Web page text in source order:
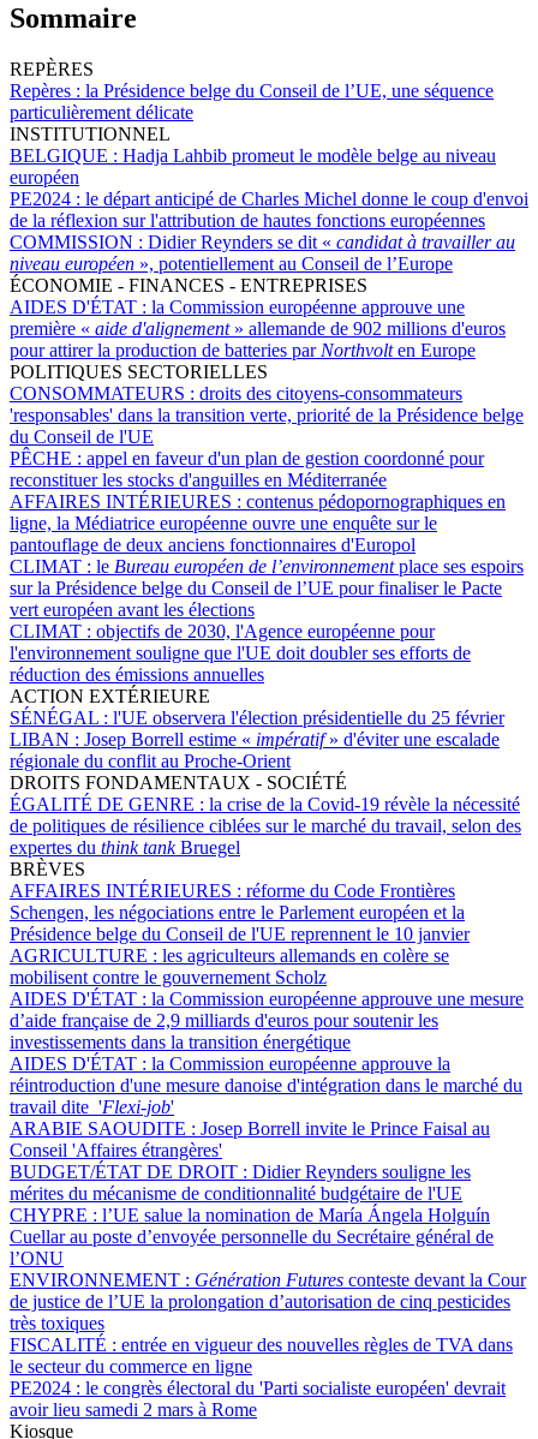
Sommaire
REPÈRES
Repères : la Présidence belge du Conseil de l’UE, une séquence
particulièrement délicate
INSTITUTIONNEL
BELGIQUE : Hadja Lahbib promeut le modèle belge au niveau
européen
PE2024 : le départ anticipé de Charles Michel donne le coup d'envoi
de la réflexion sur l'attribution de hautes fonctions européennes
COMMISSION : Didier Reynders se dit « candidat à travailler au
niveau européen », potentiellement au Conseil de l’Europe
ÉCONOMIE - FINANCES - ENTREPRISES
AIDES D'ÉTAT : la Commission européenne approuve une
première « aide d'alignement » allemande de 902 millions d'euros
pour attirer la production de batteries par Northvolten Europe
POLITIQUES SECTORIELLES
CONSOMMATEURS : droits des citoyens-consommateurs
'responsables' dans la transition verte, priorité de la Présidence belge
du Conseil de l'UE
PÊCHE : appel en faveur d'un plan de gestion coordonné pour
reconstituer les stocks d'anguilles en Méditerranée
AFFAIRES INTÉRIEURES : contenus pédopornographiques en
ligne, la Médiatrice européenne ouvre une enquête sur le
pantouflage de deux anciens fonctionnaires d'Europol
CLIMAT : le Bureau européen de l’environnementplace ses espoirs
sur la Présidence belge du Conseil de l’UE pour finaliser le Pacte
vert européen avant les élections
CLIMAT : objectifs de 2030, l'Agence européenne pour
l'environnement souligne que l'UE doit doubler ses efforts de
réduction des émissions annuelles
ACTION EXTÉRIEURE
SÉNÉGAL : l'UE observera l'élection présidentielle du 25 février
LIBAN : Josep Borrell estime « impératif» d'éviter une escalade
régionale du conflit au Proche-Orient
DROITS FONDAMENTAUX - SOCIÉTÉ
ÉGALITÉ DE GENRE : la crise de la Covid-19 révèle la nécessité
de politiques de résilience ciblées sur le marché du travail, selon des
expertes du think tankBruegel
BRÈVES
AFFAIRES INTÉRIEURES : réforme du Code Frontières
Schengen, les négociations entre le Parlement européen et la
Présidence belge du Conseil de l'UE reprennent le 10 janvier
AGRICULTURE : les agriculteurs allemands en colère se
mobilisent contre le gouvernement Scholz
AIDES D'ÉTAT : la Commission européenne approuve une mesure
d’aide française de 2,9 milliards d'euros pour soutenir les
investissements dans la transition énergétique
AIDES D'ÉTAT : la Commission européenne approuve la
réintroduction d'une mesure danoise d'intégration dans le marché du
travail dite 'Flexi-job'
ARABIE SAOUDITE : Josep Borrell invite le Prince Faisal au
Conseil 'Affaires étrangères'
BUDGET/ÉTAT DE DROIT : Didier Reynders souligne les
mérites du mécanisme de conditionnalité budgétaire de l'UE
CHYPRE : l’UE salue la nomination de María Ángela Holguín
Cuellar au poste d’envoyée personnelle du Secrétaire général de
l’ONU
ENVIRONNEMENT : Génération Futures conteste devant la Cour
de justice de l’UE la prolongation d’autorisation de cinq pesticides
très toxiques
FISCALITÉ : entrée en vigueur des nouvelles règles de TVA dans
le secteur du commerce en ligne
PE2024 : le congrès électoral du 'Parti socialiste européen' devrait
avoir lieu samedi 2 mars à Rome
Kiosque